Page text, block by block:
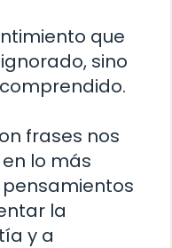
que
sino
frases nos
lo más
la
y a